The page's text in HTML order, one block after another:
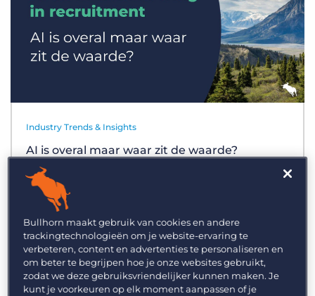
Industry Trends & Insights
AI is overal maar waar zit de waarde?
Bullhorn maakt gebruik van cookies en andere
trackingtechnologieën om je website-ervaring te
verbeteren, content en advertenties te personaliseren en
om beter te begrijpen hoe je onze websites gebruikt,
zodat we deze gebruiksvriendelijker kunnen maken. Je
kunt je voorkeuren op elk moment aanpassen of je